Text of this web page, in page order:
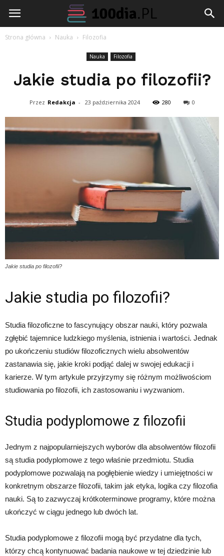
100dia.pl
Strona główna Nauka Filozofia
Nauka Filozofia
Jakie studia po filozofii?
Przez Redakcja - 23 października 2024 280 0
Jakie studia po filozofii?
Jakie studia po filozofii?
Studia filozoficzne to fascynujący obszar nauki, który pozwala
zgłębić tajemnice ludzkiego myślenia, istnienia i wartości. Jednak
po ukończeniu studiów filozoficznych wielu absolwentów
zastanawia się, jakie kroki podjąć dalej w swojej edukacji i
karierze. W tym artykule przyjrzymy się różnym możliwościom
studiowania po filozofii, ich zastosowaniu i wyzwaniom.
Studia podyplomowe z filozofii
Jednym z najpopularniejszych wyborów dla absolwentów filozofii
są studia podyplomowe z tego właśnie przedmiotu. Studia
podyplomowe pozwalają na pogłębienie wiedzy i umiejętności w
konkretnym obszarze filozofii, takim jak etyka, logika czy filozofia
nauki. Są to zazwyczaj krótkoterminowe programy, które można
ukończyć w ciągu jednego lub dwóch lat.
Studia podyplomowe z filozofii mogą być przydatne dla tych,
którzy chcą kontynuować badania naukowe w tej dziedzinie lub